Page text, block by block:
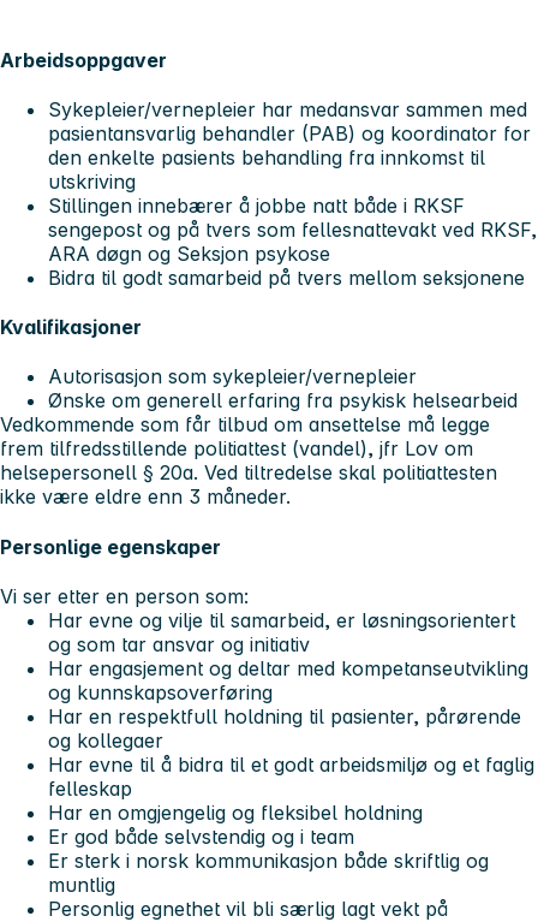
Arbeidsoppgaver
Sykepleier/vernepleier har medansvar sammen med
pasientansvarlig behandler (PAB) og koordinator for
den enkelte pasients behandling fra innkomst til
utskriving
Stillingen innebærer å jobbe natt både i RKSF
sengepost og på tvers som fellesnattevakt ved RKSF,
ARA døgn og Seksjon psykose
Bidra til godt samarbeid på tvers mellom seksjonene
Kvalifikasjoner
Autorisasjon som sykepleier/vernepleier
Ønske om generell erfaring fra psykisk helsearbeid
Vedkommende som får tilbud om ansettelse må legge
frem tilfredsstillende politiattest (vandel), jfr Lov om
helsepersonell § 20a. Ved tiltredelse skal politiattesten
ikke være eldre enn 3 måneder.
Personlige egenskaper
Vi ser etter en person som:
Har evne og vilje til samarbeid, er løsningsorientert
og som tar ansvar og initiativ
Har engasjement og deltar med kompetanseutvikling
og kunnskapsoverføring
Har en respektfull holdning til pasienter, pårørende
og kollegaer
Har evne til å bidra til et godt arbeidsmiljø og et faglig
felleskap
Har en omgjengelig og fleksibel holdning
Er god både selvstendig og i team
Er sterk i norsk kommunikasjon både skriftlig og
muntlig
Personlig egnethet vil bli særlig lagt vekt på